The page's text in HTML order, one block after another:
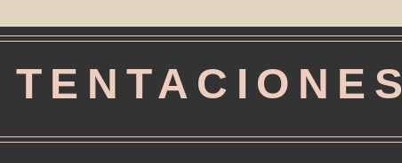
TENTACIONES